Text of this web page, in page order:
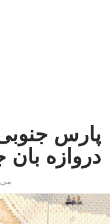
پارس
دروازه بان
می 29, 2017 1:42 ب.ظ